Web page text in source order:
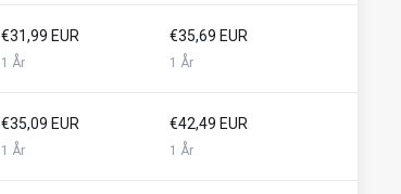
€31,99 EUR
1 År
€35,69 EUR
1 År
€35,09 EUR
1 År
€42,49 EUR
1 År